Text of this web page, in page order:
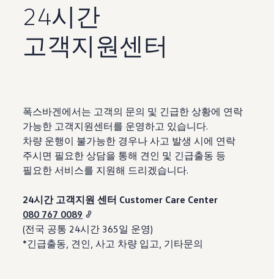
24시간
고객지원센터
폭스바겐에서는 고객의 문의 및 긴급한 상황에 연락
가능한 고객지원센터를 운영하고 있습니다.
차량 운행이 불가능한 경우나 사고 발생 시에 연락
주시면 필요한 상담을 통해 견인 및 긴급출동 등
필요한 서비스를 지원해 드리겠습니다.
24시간 고객지원 센터 Customer Care Center
080 767 0089
(전국 공통 24시간 365일 운영)
*긴급출동, 견인, 사고 차량 입고, 기타문의